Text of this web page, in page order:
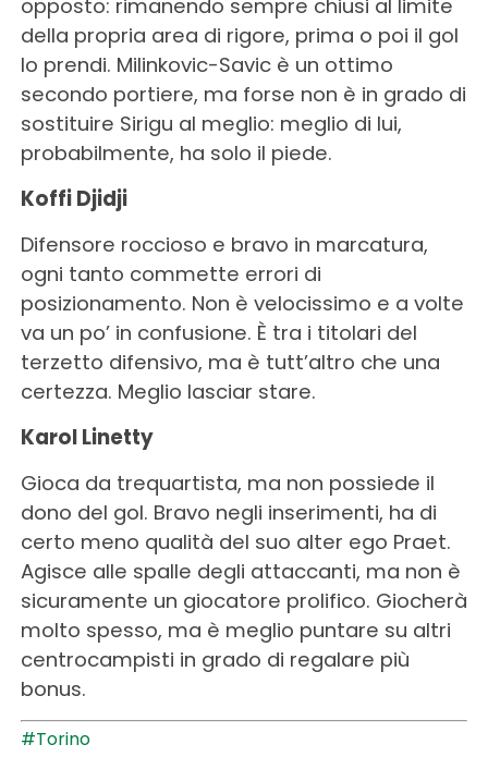
opposto: rimanendo sempre chiusi al limite
della propria area di rigore, prima o poi il gol
lo prendi. Milinkovic-Savic è un ottimo
secondo portiere, ma forse non è in grado di
sostituire Sirigu al meglio: meglio di lui,
probabilmente, ha solo il piede.
Koffi Djidji
Difensore roccioso e bravo in marcatura,
ogni tanto commette errori di
posizionamento. Non è velocissimo e a volte
va un po’ in confusione. È tra i titolari del
terzetto difensivo, ma è tutt’altro che una
certezza. Meglio lasciar stare.
Karol Linetty
Gioca da trequartista, ma non possiede il
dono del gol. Bravo negli inserimenti, ha di
certo meno qualità del suo alter ego Praet.
Agisce alle spalle degli attaccanti, ma non è
sicuramente un giocatore prolifico. Giocherà
molto spesso, ma è meglio puntare su altri
centrocampisti in grado di regalare più
bonus.
#Torino